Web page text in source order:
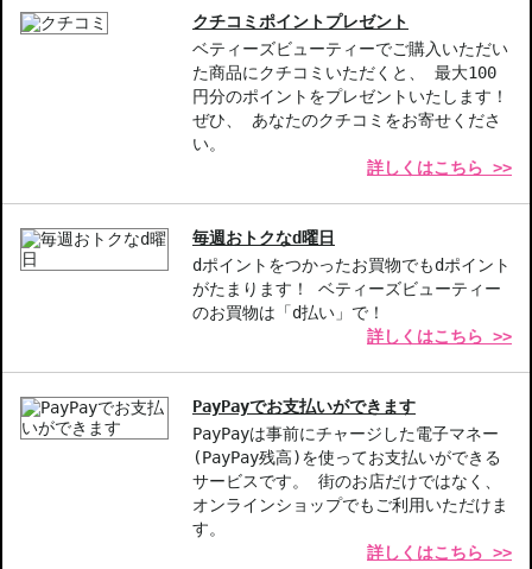
◇お届け日・お時間帯指定は承っておりません。
◇配送伝票の依頼主名、納品書に弊社以外の物流センター社名が記
載されることがあります。
◇上記注意書き記載がある商品の合計金額が16666円以上の場合、
別途手数料が発生する場合があります。予めご了承ください。
◇1件のご注文でも倉庫が異なる場合や配送用箱の関係で荷物を分割
して配送する場合がございます。予めご了承ください。また、明細
◇この商品はラッピングができません。
芳醇なバラの香り-グラースローズの花びらが贅沢に香り、フレッ
フルーティーで弾ける香調-ベルガモットとフレッシュなスパーク
リングフローラルが心を弾ませる。
上品で洗練された印象-ゼラニウムエッセンスが加わり、高貴さを
引き立てる香りが魅力的。
【こんな方へおすすめ】
華やかでフレッシュな香りを好む方
クチコミポイントプレゼント
ベティーズビューティーでご購入いただい
た商品にクチコミいただくと、 最大100
円分のポイントをプレゼントいたします！
ぜひ、 あなたのクチコミをお寄せくださ
い。
詳しくはこちら >>
毎週おトクなd曜日
dポイントをつかったお買物でもdポイント
がたまります！ ベティーズビューティー
のお買物は「d払い」で！
詳しくはこちら >>
PayPayでお支払いができます
PayPayは事前にチャージした電子マネー
(PayPay残高)を使ってお支払いができる
サービスです。 街のお店だけではなく、
オンラインショップでもご利用いただけま
す。
詳しくはこちら >>